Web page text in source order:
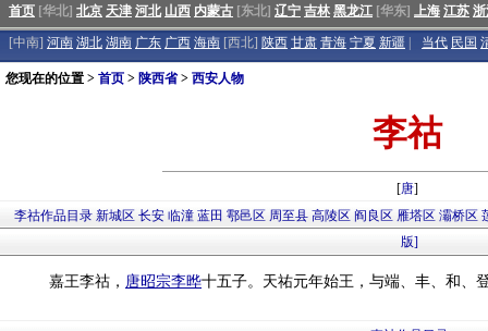
首页 [华北] 北京 天津 河北 山西 内蒙古 [东北] 辽宁 吉林 黑龙江 [华东] 上海 江苏
[中南] 河南 湖北 湖南 广东 广西 海南 [西北] 陕西 甘肃 青海 宁夏 新疆 当代 民国
您现在的位置 > 首页 > 陕西省> 西安人物
李祜
[唐]
李祜作品目录 新城区 长安 临潼 蓝田 鄠邑区 周至县 高陵区 阎良区 雁塔区 灞桥区
版]
嘉王李祜， 唐昭宗李晔十五子。天祐元年始王，与端、丰、和、